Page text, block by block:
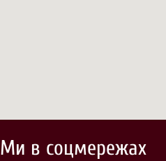
Ми в соцмережах